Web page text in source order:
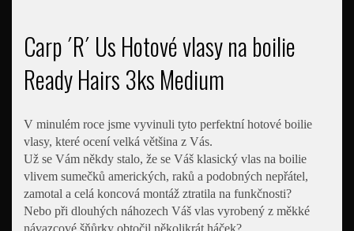
Carp ´R´ Us Hotové vlasy na boilie
Ready Hairs 3ks Medium
V minulém roce jsme vyvinuli tyto perfektní hotové boilie
vlasy, které ocení velká většina z Vás.
Už se Vám někdy stalo, že se Váš klasický vlas na boilie
vlivem sumečků amerických, raků a podobných nepřátel,
zamotal a celá koncová montáž ztratila na funkčnosti?
Nebo při dlouhých náhozech Váš vlas vyrobený z měkké
návazcové šňůrky obtočil několikrát háček?